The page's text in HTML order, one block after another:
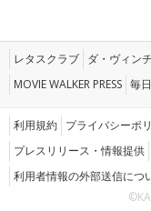
レタスクラブ ダ・ヴィン
MOVIE WALKER PRESS 毎
利用規約 プライバシーポ
プレスリリース・情報提供
利用者情報の外部送信につ